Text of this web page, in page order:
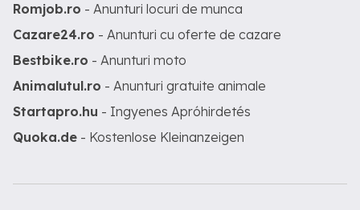
Romjob.ro - Anunturi locuri de munca
Cazare24.ro - Anunturi cu oferte de cazare
Bestbike.ro - Anunturi moto
Animalutul.ro - Anunturi gratuite animale
Startapro.hu - Ingyenes Apróhirdetés
Quoka.de - Kostenlose Kleinanzeigen